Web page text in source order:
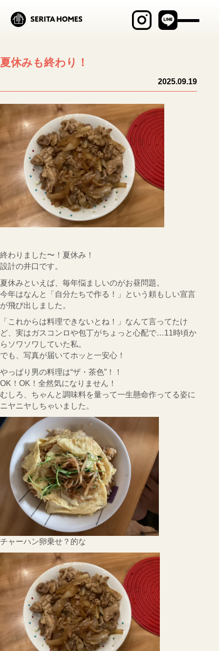
見学会・イベント
セリタホームズが
大切にしていること
土地建物の売却相談
ブログ
施工事例
MABAYUI
CONTACT
インフォメーション
Q&A
採用
オーナー専用ページ
プライバシーポリシー
サイトマップ
夏休みも終わり！
2025.09.19
終わりました〜！夏休み！
設計の井口です。
夏休みといえば、毎年悩ましいのがお昼問題。
今年はなんと「自分たちで作る！」という頼もしい宣言
が飛び出しました。
「これからは料理できないとね！」なんて言ってたけ
ど、実はガスコンロや包丁がちょっと心配で…11時頃か
らソワソワしていた私。
でも、写真が届いてホッと一安心！
やっぱり男の料理は“ザ・茶色”！！
OK！OK！全然気になりません！
むしろ、ちゃんと調味料を量って一生懸命作ってる姿に
ニヤニヤしちゃいました。
チャーハン卵乗せ？的な